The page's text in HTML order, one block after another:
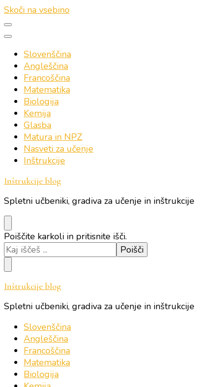
Skoči na vsebino
Slovenščina
Angleščina
Francoščina
Matematika
Biologija
Kemija
Glasba
Matura in NPZ
Nasveti za učenje
Inštrukcije
Inštrukcije blog
Spletni učbeniki, gradiva za učenje in inštrukcije
Iščeš
kaj?
Poiščite karkoli in pritisnite išči.
Inštrukcije blog
Spletni učbeniki, gradiva za učenje in inštrukcije
Slovenščina
Angleščina
Francoščina
Matematika
Biologija